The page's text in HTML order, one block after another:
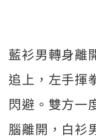
藍衫男轉身離
追上，左手揮
閃避。雙方一
腦離開，白衫